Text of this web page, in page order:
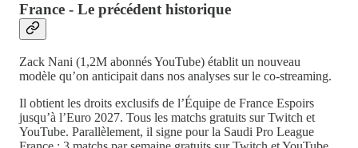
France - Le précédent historique
Zack Nani (1,2M abonnés YouTube) établit un nouveau
modèle qu’on anticipait dans nos analyses sur le co-streaming.
Il obtient les droits exclusifs de l’Équipe de France Espoirs
jusqu’à l’Euro 2027. Tous les matchs gratuits sur Twitch et
YouTube. Parallèlement, il signe pour la Saudi Pro League